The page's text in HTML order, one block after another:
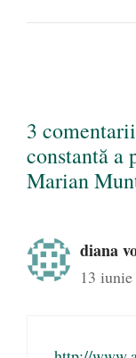
3
constantă
Marian
diana
13